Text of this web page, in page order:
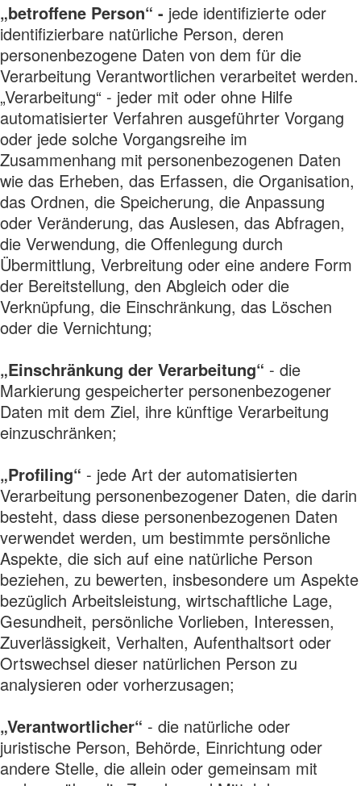
„betroffene Person“ - jede identifizierte oder
identifizierbare natürliche Person, deren
personenbezogene Daten von dem für die
Verarbeitung Verantwortlichen verarbeitet werden.
„Verarbeitung“ - jeder mit oder ohne Hilfe
automatisierter Verfahren ausgeführter Vorgang
oder jede solche Vorgangsreihe im
Zusammenhang mit personenbezogenen Daten
wie das Erheben, das Erfassen, die Organisation,
das Ordnen, die Speicherung, die Anpassung
oder Veränderung, das Auslesen, das Abfragen,
die Verwendung, die Offenlegung durch
Übermittlung, Verbreitung oder eine andere Form
der Bereitstellung, den Abgleich oder die
Verknüpfung, die Einschränkung, das Löschen
oder die Vernichtung;
„Einschränkung der Verarbeitung“ - die
Markierung gespeicherter personenbezogener
Daten mit dem Ziel, ihre künftige Verarbeitung
einzuschränken;
„Profiling“ - jede Art der automatisierten
Verarbeitung personenbezogener Daten, die darin
besteht, dass diese personenbezogenen Daten
verwendet werden, um bestimmte persönliche
Aspekte, die sich auf eine natürliche Person
beziehen, zu bewerten, insbesondere um Aspekte
bezüglich Arbeitsleistung, wirtschaftliche Lage,
Gesundheit, persönliche Vorlieben, Interessen,
Zuverlässigkeit, Verhalten, Aufenthaltsort oder
Ortswechsel dieser natürlichen Person zu
analysieren oder vorherzusagen;
„Verantwortlicher“ - die natürliche oder
juristische Person, Behörde, Einrichtung oder
andere Stelle, die allein oder gemeinsam mit